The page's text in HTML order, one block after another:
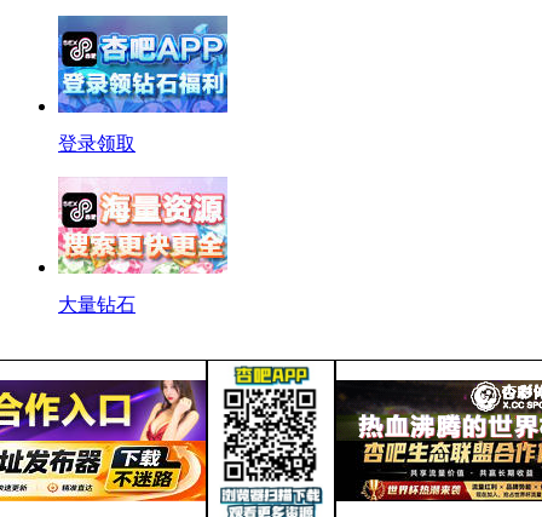
登录领取
大量钻石